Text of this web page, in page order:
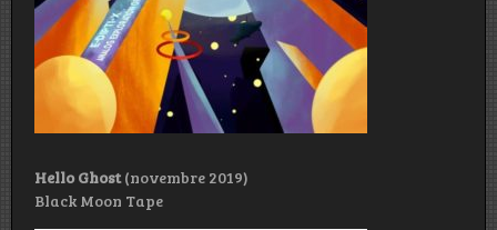
Hello Ghost (novembre 2019)
Black Moon Tape